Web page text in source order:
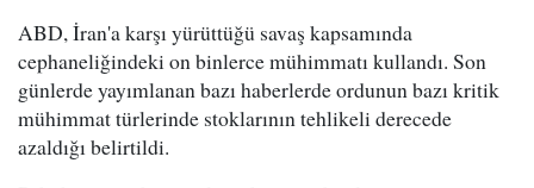
ABD, İran'a karşı yürüttüğü savaş kapsamında
cephaneliğindeki on binlerce mühimmatı kullandı. Son
günlerde yayımlanan bazı haberlerde ordunun bazı kritik
mühimmat türlerinde stoklarının tehlikeli derecede
azaldığı belirtildi.